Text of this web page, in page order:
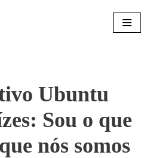
Ubuntu
Sou o que
nós somos